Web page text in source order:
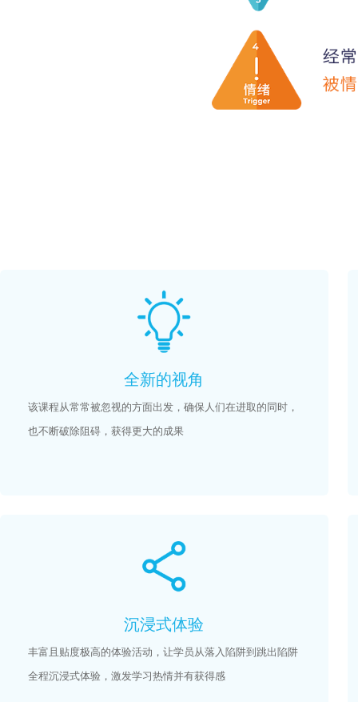
全新的视角
该课程从常常被忽视的方面出发，确保人们在进取的同时，
也不断破除阻碍，获得更大的成果
沉浸式体验
丰富且贴度极高的体验活动，让学员从落入陷阱到跳出陷阱
全程沉浸式体验，激发学习热情并有获得感